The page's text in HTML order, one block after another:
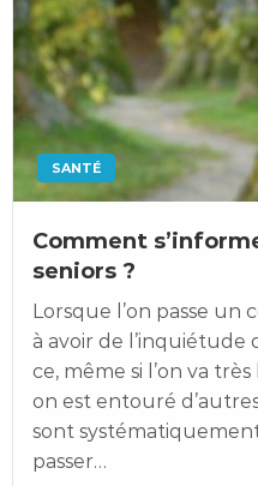
SANTÉ
Comment
seniors ?
Lorsque l’on passe un
à avoir de l’inquiétude
ce, même si l’on va
on est entouré
sont
passer…